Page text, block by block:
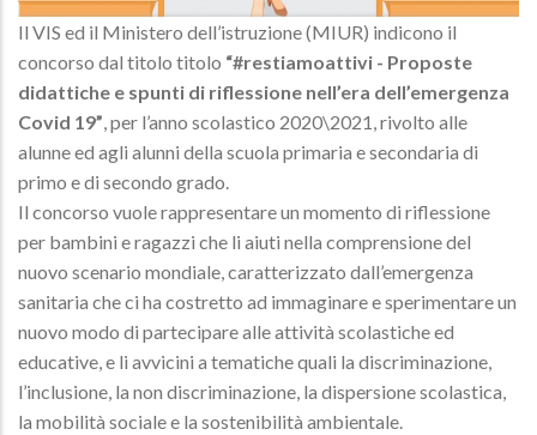
Il VIS ed il Ministero dell’istruzione (MIUR) indicono il
concorso dal titolo titolo “#restiamoattivi - Proposte
didattiche e spunti di riflessione nell’era dell’emergenza
Covid 19”, per l’anno scolastico 2020\2021, rivolto alle
alunne ed agli alunni della scuola primaria e secondaria di
primo e di secondo grado.
Il concorso vuole rappresentare un momento di riflessione
per bambini e ragazzi che li aiuti nella comprensione del
nuovo scenario mondiale, caratterizzato dall’emergenza
sanitaria che ci ha costretto ad immaginare e sperimentare un
nuovo modo di partecipare alle attività scolastiche ed
educative, e li avvicini a tematiche quali la discriminazione,
l’inclusione, la non discriminazione, la dispersione scolastica,
la mobilità sociale e la sostenibilità ambientale.